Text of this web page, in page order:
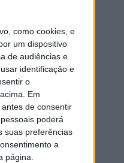
como cookies, e
um dispositivo
de audiências e
identificação e
o
Em
de consentir
poderá
suas preferências
a
página.